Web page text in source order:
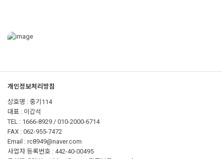
개인정보처리방침
상호명 : 중기114
대표 : 이갑석
TEL : 1666-8929 / 010-2000-6714
FAX : 062-955-7472
Email : rc8949@naver.com
사업자 등록번호 : 442-40-00495